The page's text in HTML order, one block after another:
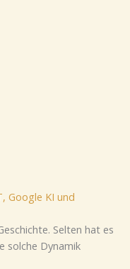
Google KI und
Selten hat es
solche Dynamik